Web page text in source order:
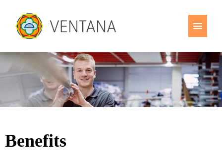
Offene Stellen
Benefits
Benefits